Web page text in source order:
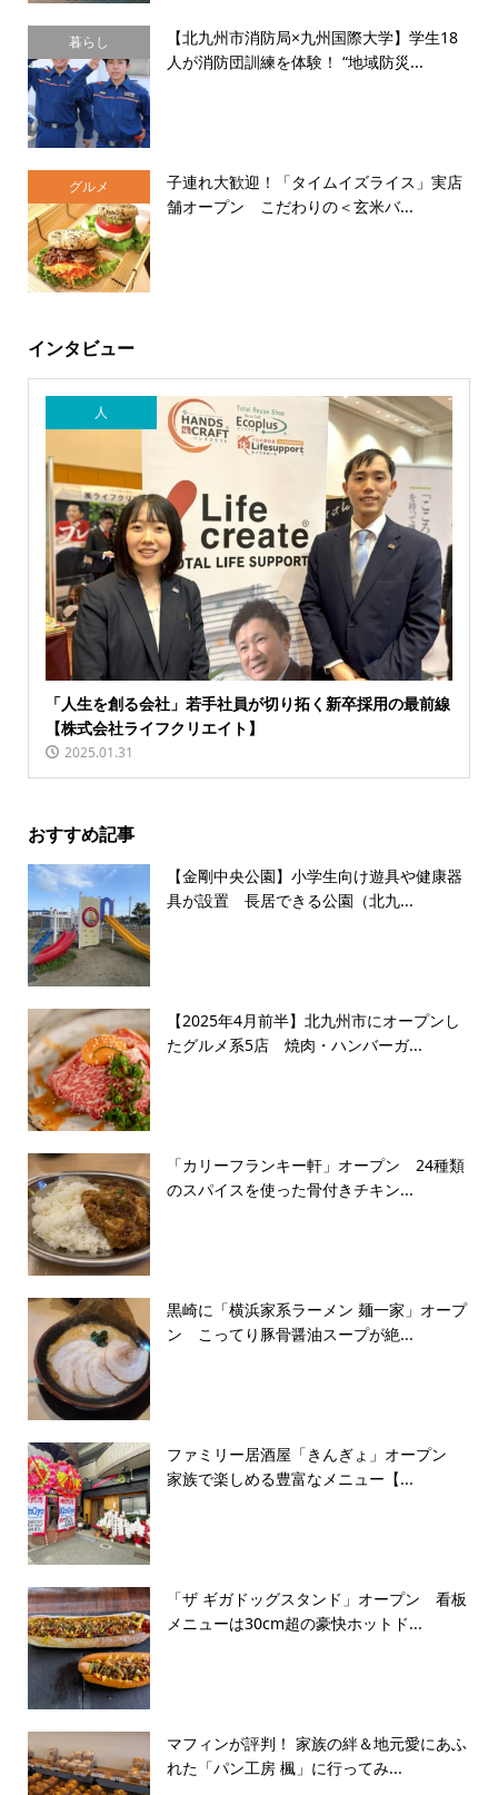
暮らし
【北九州市消防局×九州国際大学】学生18
人が消防団訓練を体験！ “地域防災...
グルメ
子連れ大歓迎！「タイムイズライス」実店
舗オープン こだわりの＜玄米バ...
インタビュー
人
「人生を創る会社」若手社員が切り拓く新卒採用の最前線
【株式会社ライフクリエイト】
2025.01.31
おすすめ記事
【金剛中央公園】小学生向け遊具や健康器
具が設置 長居できる公園（北九...
【2025年4月前半】北九州市にオープンし
たグルメ系5店 焼肉・ハンバーガ...
「カリーフランキー軒」オープン 24種類
のスパイスを使った骨付きチキン...
黒崎に「横浜家系ラーメン 麺一家」オープ
ン こってり豚骨醤油スープが絶...
ファミリー居酒屋「きんぎょ」オープン
家族で楽しめる豊富なメニュー【...
「ザ ギガドッグスタンド」オープン 看板
メニューは30cm超の豪快ホットド...
マフィンが評判！ 家族の絆＆地元愛にあふ
れた「パン工房 楓」に行ってみ...